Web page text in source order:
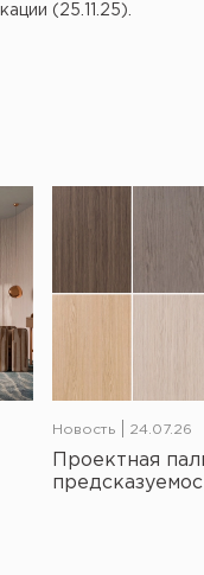
(25.11.25).
Новость 24.07.26
Проектная